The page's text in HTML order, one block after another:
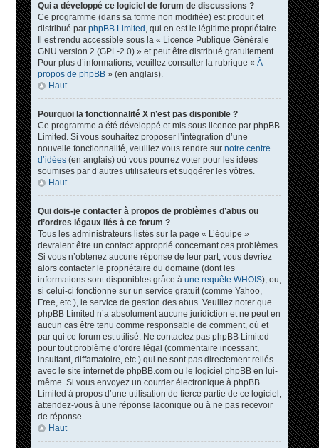
Qui a développé ce logiciel de forum de discussions ?
Ce programme (dans sa forme non modifiée) est produit et
distribué par phpBB Limited , qui en est le légitime propriétaire.
Il est rendu accessible sous la « Licence Publique Générale
GNU version 2 (GPL-2.0) » et peut être distribué gratuitement.
Pour plus d’informations, veuillez consulter la rubrique « À
propos de phpBB» (en anglais).
Haut
Pourquoi la fonctionnalité X n’est pas disponible ?
Ce programme a été développé et mis sous licence par phpBB
Limited. Si vous souhaitez proposer l’intégration d’une
nouvelle fonctionnalité, veuillez vous rendre sur notre centre
d’idées(en anglais) où vous pourrez voter pour les idées
soumises par d’autres utilisateurs et suggérer les vôtres.
Haut
Qui dois-je contacter à propos de problèmes d’abus ou
d’ordres légaux liés à ce forum ?
Tous les administrateurs listés sur la page « L’équipe »
devraient être un contact approprié concernant ces problèmes.
Si vous n’obtenez aucune réponse de leur part, vous devriez
alors contacter le propriétaire du domaine (dont les
informations sont disponibles grâce à une requête WHOIS), ou,
si celui-ci fonctionne sur un service gratuit (comme Yahoo,
Free, etc.), le service de gestion des abus. Veuillez noter que
phpBB Limited n’a absolument aucune juridiction et ne peut en
aucun cas être tenu comme responsable de comment, où et
par qui ce forum est utilisé. Ne contactez pas phpBB Limited
pour tout problème d’ordre légal (commentaire incessant,
insultant, diffamatoire, etc.) qui ne sont pas directement reliés
avec le site internet de phpBB.com ou le logiciel phpBB en lui-
même. Si vous envoyez un courrier électronique à phpBB
Limited à propos d’une utilisation de tierce partie de ce logiciel,
attendez-vous à une réponse laconique ou à ne pas recevoir
de réponse.
Haut